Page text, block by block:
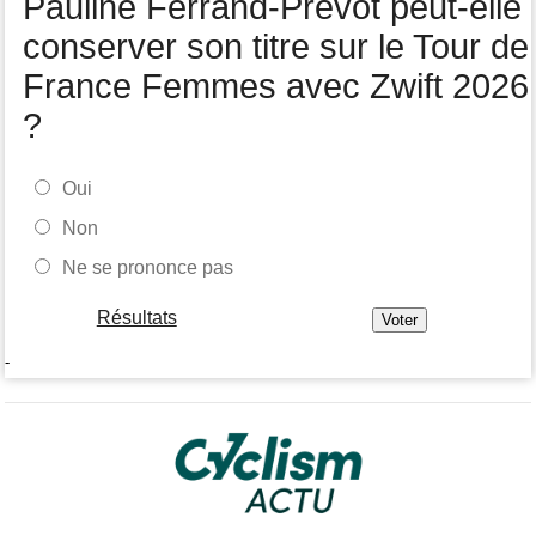
conserver son titre sur le Tour de
France Femmes avec Zwift 2026
?
Oui
Non
Ne se prononce pas
Résultats
-